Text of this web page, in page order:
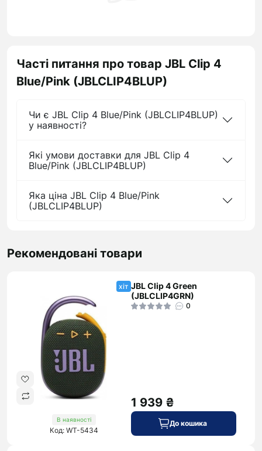
Часті питання про товар JBL Clip 4
Blue/Pink (JBLCLIP4BLUP)
Чи є JBL Clip 4 Blue/Pink (JBLCLIP4BLUP)
у наявності?
Які умови доставки для JBL Clip 4
Blue/Pink (JBLCLIP4BLUP)
Яка ціна JBL Clip 4 Blue/Pink
(JBLCLIP4BLUP)
Рекомендовані товари
хіт
В наявності
Код: WT-5434
JBL Clip 4 Green
(JBLCLIP4GRN)
0
1 939 ₴
До кошика